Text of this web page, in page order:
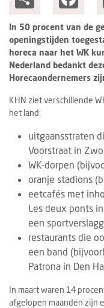
In 50 procent van de
openingstijden
horeca naar het WK
Nederland bedankt
Horecaondernemers
KHN ziet verschillende
het land:
uitgaansstraten
Voorstraat in
WK-dorpen
oranje stadions
eetcafés met
Les deux ponts
een
restaurants die
een band
Patrona in Den
In maart waren 14
afgelopen maanden zijn